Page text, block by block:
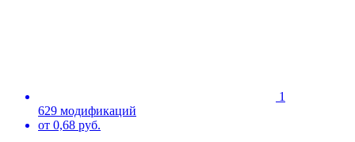
1
629 модификаций
от 0,68 руб.